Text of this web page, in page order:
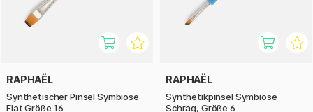
RAPHAËL
Synthetischer Pinsel Symbiose
Flat Größe 16
RAPHAËL
Synthetikpinsel Symbiose
Schräg, Größe 6